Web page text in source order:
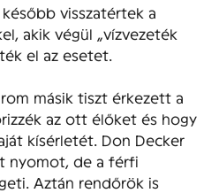
visszatértek a
akik végül „vízvezeték
el az esetet.
másik tiszt érkezett a
az ott élőket és hogy
kísérletét. Don Decker
nyomot, de a férfi
Aztán rendőrök is